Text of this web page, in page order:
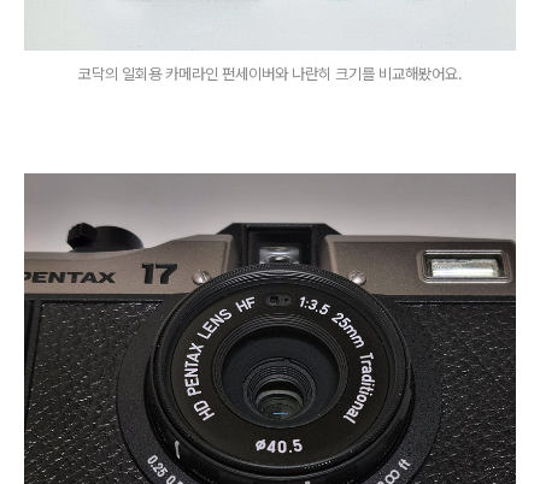
코닥의 일회용 카메라인 펀세이버와 나란히 크기를 비교해봤어요.